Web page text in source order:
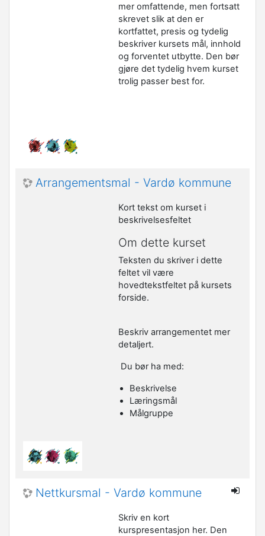
mer omfattende, men fortsatt
skrevet slik at den er
kortfattet, presis og tydelig
beskriver kursets mål, innhold
og forventet utbytte. Den bør
gjøre det tydelig hvem kurset
trolig passer best for.
Arrangementsmal - Vardø kommune
Kort tekst om kurset i
beskrivelsesfeltet
Om dette kurset
Teksten du skriver i dette
feltet vil være
hovedtekstfeltet på kursets
forside.
Beskriv arrangementet mer
detaljert.
Du bør ha med:
Beskrivelse
Læringsmål
Målgruppe
Nettkursmal - Vardø kommune
Skriv en kort
kurspresentasjon her. Den